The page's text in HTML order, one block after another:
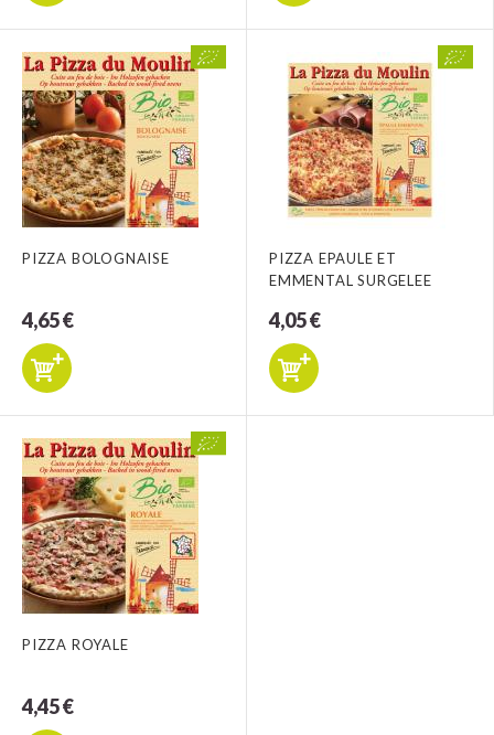
PIZZA BOLOGNAISE
4,65 €
PIZZA EPAULE ET
EMMENTAL SURGELEE
4,05 €
PIZZA ROYALE
4,45 €